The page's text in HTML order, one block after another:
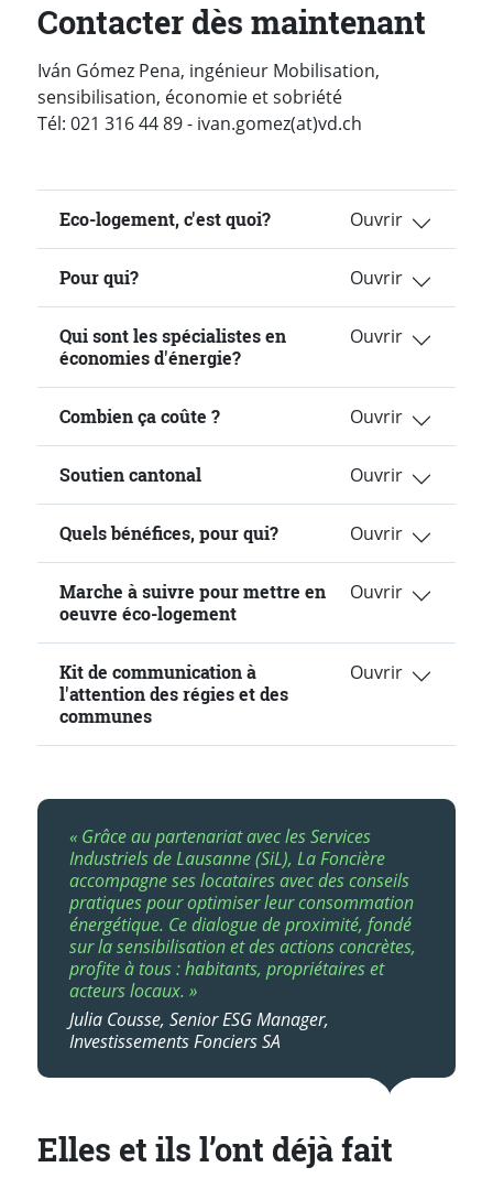
Contacter dès maintenant
Iván Gómez Pena, ingénieur Mobilisation,
sensibilisation, économie et sobriété
Tél: 021 316 44 89 - ivan.gomez(at)vd.ch
Eco-logement, c'est quoi?
Pour qui?
Qui sont les spécialistes en
économies d'énergie?
Combien ça coûte ?
Soutien cantonal
Quels bénéfices, pour qui?
Marche à suivre pour mettre en
oeuvre éco-logement
Kit de communication à
l'attention des régies et des
communes
« Grâce au partenariat avec les Services
Industriels de Lausanne (SiL), La Foncière
accompagne ses locataires avec des conseils
pratiques pour optimiser leur consommation
énergétique. Ce dialogue de proximité, fondé
sur la sensibilisation et des actions concrètes,
profite à tous : habitants, propriétaires et
acteurs locaux. »
Julia Cousse, Senior ESG Manager,
Investissements Fonciers SA
Elles et ils l’ont déjà fait